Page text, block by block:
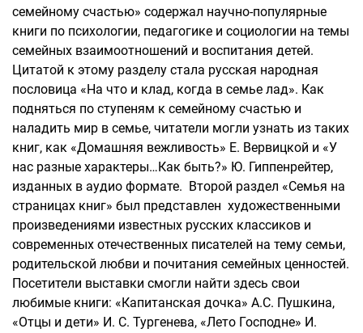
семейному счастью» содержал научно-популярные
книги по психологии, педагогике и социологии на темы
семейных взаимоотношений и воспитания детей.
Цитатой к этому разделу стала русская народная
пословица «На что и клад, когда в семье лад». Как
подняться по ступеням к семейному счастью и
наладить мир в семье, читатели могли узнать из таких
книг, как «Домашняя вежливость» Е. Вервицкой и «У
нас разные характеры…Как быть?» Ю. Гиппенрейтер,
изданных в аудио формате. Второй раздел «Семья на
страницах книг» был представлен художественными
произведениями известных русских классиков и
современных отечественных писателей на тему семьи,
родительской любви и почитания семейных ценностей.
Посетители выставки смогли найти здесь свои
любимые книги: «Капитанская дочка» А.С. Пушкина,
«Отцы и дети» И. С. Тургенева, «Лето Господне» И.